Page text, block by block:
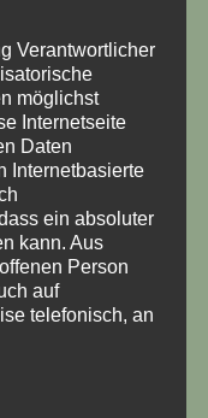
Verantwortlicher
möglichst
Internetseite
Daten
Internetbasierte
ein absoluter
kann. Aus
Person
auf
telefonisch, an